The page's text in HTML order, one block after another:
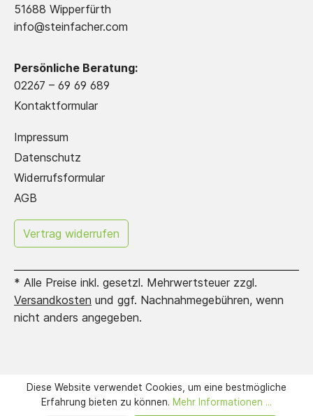
51688 Wipperfürth
info@steinfacher.com
Persönliche Beratung:
02267 – 69 69 689
Kontaktformular
Impressum
Datenschutz
Widerrufsformular
AGB
Vertrag widerrufen
* Alle Preise inkl. gesetzl. Mehrwertsteuer zzgl.
Versandkosten und ggf. Nachnahmegebühren, wenn
nicht anders angegeben.
Diese Website verwendet Cookies, um eine bestmögliche
Erfahrung bieten zu können. Mehr Informationen ...